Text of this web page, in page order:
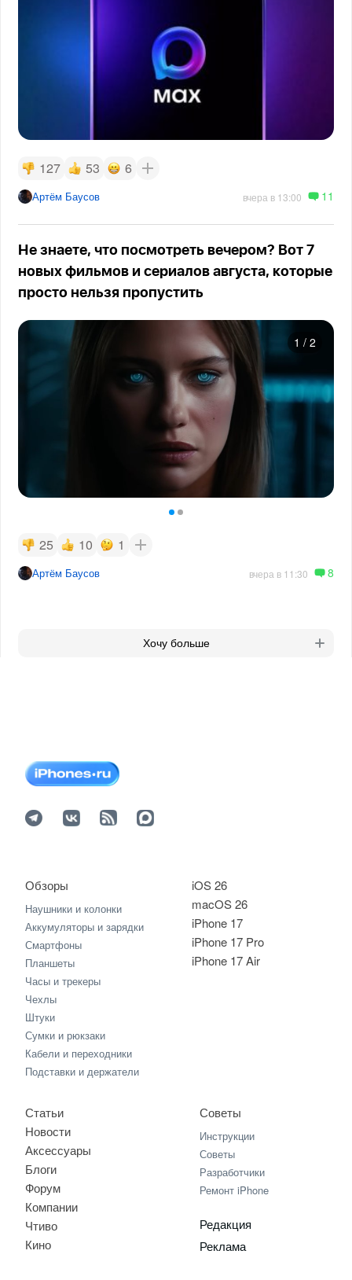
127 53 6
Артём Баусов вчера в 13:00 11
Не знаете, что посмотреть вечером? Вот 7
новых фильмов и сериалов августа, которые
просто нельзя пропустить
1 / 2
25 10 1
Артём Баусов вчера в 11:30 8
Хочу больше
iOS 26
macOS 26
iPhone 17
iPhone 17 Pro
iPhone 17 Air
Обзоры
Наушники и колонки
Аккумуляторы и зарядки
Смартфоны
Планшеты
Часы и трекеры
Чехлы
Штуки
Сумки и рюкзаки
Кабели и переходники
Подставки и держатели
Статьи
Новости
Аксессуары
Блоги
Форум
Компании
Чтиво
Кино
Советы
Инструкции
Советы
Разработчики
Ремонт iPhone
Редакция
Реклама